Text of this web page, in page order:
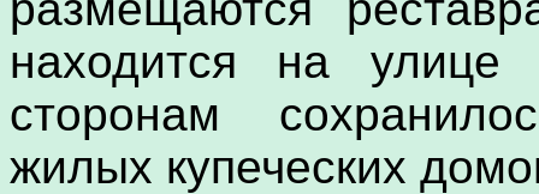
находится на
сторонам
жилых купеческих